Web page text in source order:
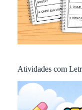
Atividades com